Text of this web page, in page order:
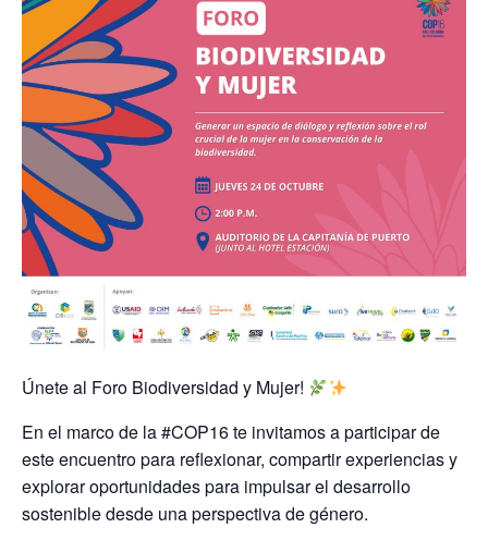
Únete al Foro Biodiversidad y Mujer!
En el marco de la #COP16 te invitamos a participar de
este encuentro para reflexionar, compartir experiencias y
explorar oportunidades para impulsar el desarrollo
sostenible desde una perspectiva de género.